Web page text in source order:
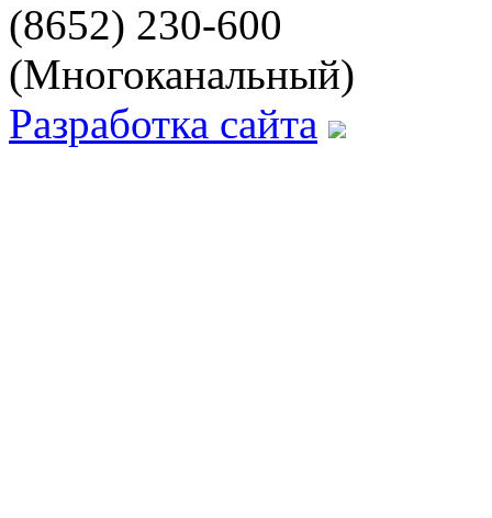
(8652) 230-600
(Многоканальный)
Разработка сайта